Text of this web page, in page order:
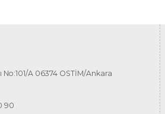
No:101/A 06374 OSTİM/Ankara
90